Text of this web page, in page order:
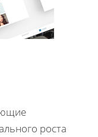
роста